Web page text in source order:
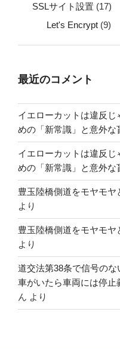
SSLサイト設置 (17)
Let's Encrypt (9)
最近のコメント
イエローカットは違反
めの「新常識」と意外な
イエローカットは違反
めの「新常識」と意外な
豊玉陸橋側道をモヤモヤ
より
豊玉陸橋側道をモヤモヤ
より
道交法第38条で信号の
車がいたら車両には停
ん より